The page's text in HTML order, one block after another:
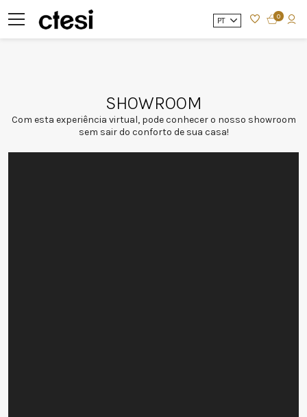
PT 0
SHOWROOM
Com esta experiência virtual, pode conhecer o nosso showroom
sem sair do conforto de sua casa!